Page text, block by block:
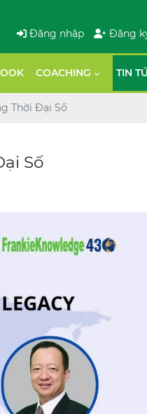
Đăng nhập Đăng
COACHING TIN
Thời Đại Số
Số